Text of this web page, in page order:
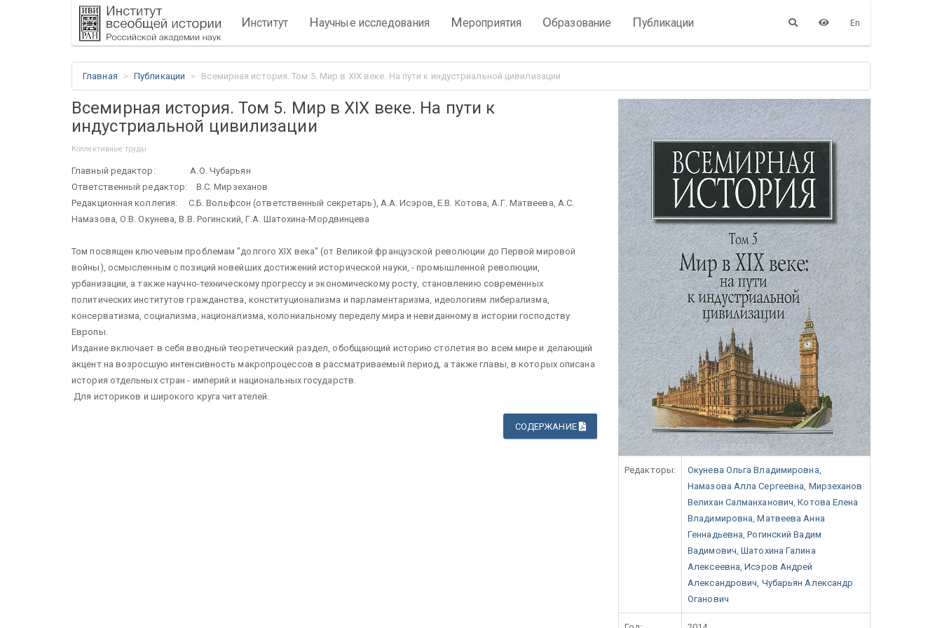
Институт Научные исследования Мероприятия Образование Публикации En
Главная Публикации Всемирная история. Том 5. Мир в XIX веке. На пути к индустриальной цивилизации
Всемирная история. Том 5. Мир в XIX веке. На пути к
индустриальной цивилизации
Коллективные труды
Главный редактор: А.О. Чубарьян
Ответственный редактор: В.С. Мирзеханов
Редакционная коллегия: С.Б. Вольфсон (ответственный секретарь), А.А. Исэров, Е.В. Котова, А.Г. Матвеева, А.С.
Намазова, О.В. Окунева, В.В. Рогинский, Г.А. Шатохина-Мордвинцева
Том посвящен ключевым проблемам "долгого XIX века" (от Великой французской революции до Первой мировой
войны), осмысленным с позиций новейших достижений исторической науки, - промышленной революции,
урбанизации, а также научно-техническому прогрессу и экономическому росту, становлению современных
политических институтов гражданства, конституционализма и парламентаризма, идеологиям либерализма,
консерватизма, социализма, национализма, колониальному переделу мира и невиданному в истории господству
Европы.
Издание включает в себя вводный теоретический раздел, обобщающий историю столетия во всем мире и делающий
акцент на возросшую интенсивность макропроцессов в рассматриваемый период, а также главы, в которых описана
история отдельных стран - империй и национальных государств.
Для историков и широкого круга читателей.
СОДЕРЖАНИЕ
Редакторы: Окунева Ольга Владимировна
Намазова Алла Сергеевна Мирзеханов
Велихан Салманханович ,Котова Елена
Владимировна ,Матвеева Анна
Геннадьевна ,Рогинский Вадим
Вадимович ,Шатохина Галина
Алексеевна ,Исэров Андрей
Александрович Чубарьян Александр
Оганович